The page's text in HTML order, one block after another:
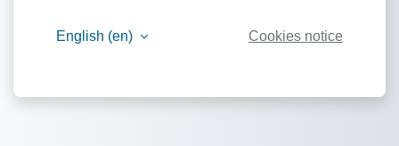
English ‎(en)‎ Cookies notice